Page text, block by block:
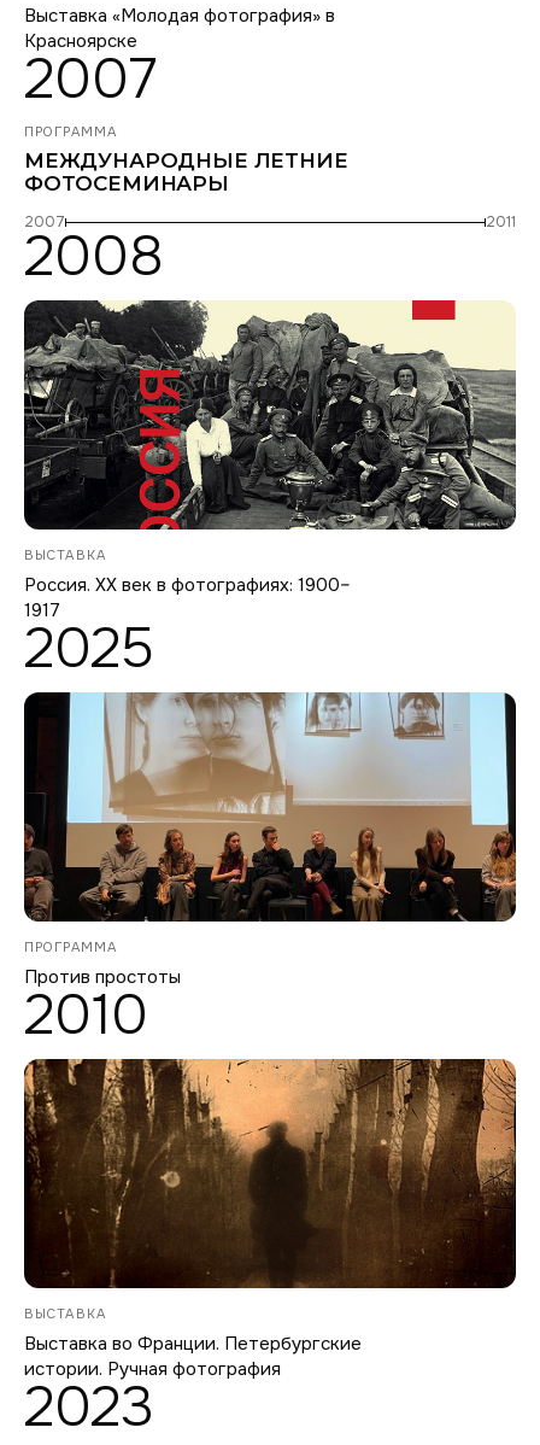
Выставка «Молодая фотография» в
Красноярске
2007
ПРОГРАММА
МЕЖДУНАРОДНЫЕ ЛЕТНИЕ
ФОТОСЕМИНАРЫ
2007 2011
2008
ВЫСТАВКА
Россия. ХХ век в фотографиях: 1900–
1917
2025
ПРОГРАММА
Против простоты
2010
ВЫСТАВКА
Выставка во Франции. Петербургские
истории. Ручная фотография
2023